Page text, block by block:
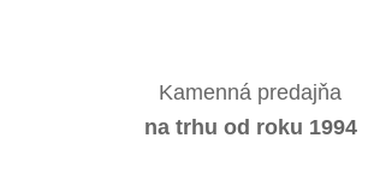
Kamenná predajňa
na trhu od roku 1994